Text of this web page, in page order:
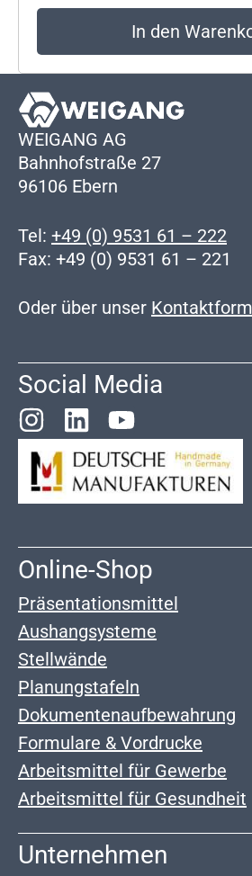
In den
WEIGANG AG
Bahnhofstraße 27
96106 Ebern
Tel: +49 (0) 9531 61 – 222
Fax: +49 (0) 9531 61 – 221
Oder über unser
Social Media
Online-Shop
Präsentationsmittel
Aushangsysteme
Stellwände
Planungstafeln
Dokumentenaufbewahrung
Formulare & Vordrucke
Arbeitsmittel für Gewerbe
Arbeitsmittel für Gesundheit
Unternehmen